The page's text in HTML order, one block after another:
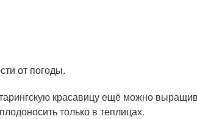
от погоды.
красавицу ещё можно
только в теплицах.